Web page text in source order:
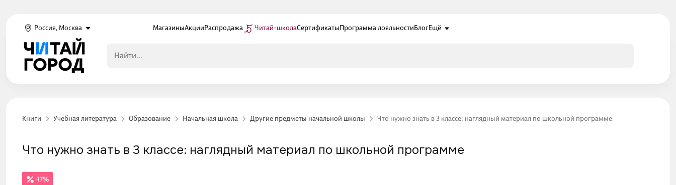
Россия, Москва МагазиныАкцииРаспродажа Читай-школаСертификатыПрограмма лояльностиБлогЕщё
Книги Учебная литература Образование Начальная школа Другие предметы начальной школы Что нужно знать в 3 классе: наглядный материал по школьной программе
-17%
Что нужно знать в 3 классе: наглядный материал по школьной программе